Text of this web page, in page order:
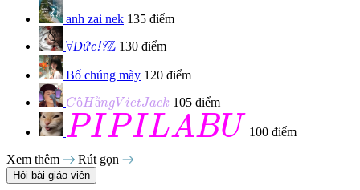
anh zai nek 135 điểm
∀
∀Đức!?
Đức!?Z
Z 130 điểm
Bố chúng mày 120 điểm
CôHằngVietJack
CôHằn Viet a ck 105 điểm
PIPILABU
PIPILABU
100 điểm
Xem thêm
Rút gọn
Hỏi bài giáo viên